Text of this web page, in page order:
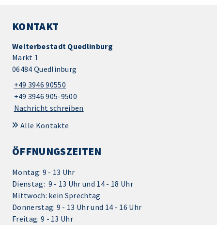
KONTAKT
Welterbestadt Quedlinburg
Markt 1
06484 Quedlinburg
+49 3946 90550
+49 3946 905-9500
Nachricht schreiben
Alle Kontakte
ÖFFNUNGSZEITEN
Montag: 9 - 13 Uhr
Dienstag: 9 - 13 Uhr und 14 - 18 Uhr
Mittwoch: kein Sprechtag
Donnerstag: 9 - 13 Uhr und 14 - 16 Uhr
Freitag: 9 - 13 Uhr